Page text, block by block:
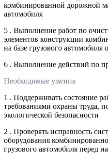
комбинированной дорожной
автомобиля
5 . Выполнение работ по
элементов конструкции
на базе грузового автомобиля
6 . Выполнение действий по
Необходимые умения
1 . Поддерживать состояние
требованиями охраны труда,
экологической безопасности
2 . Проверять исправность
оборудования
грузового автомобиля перед